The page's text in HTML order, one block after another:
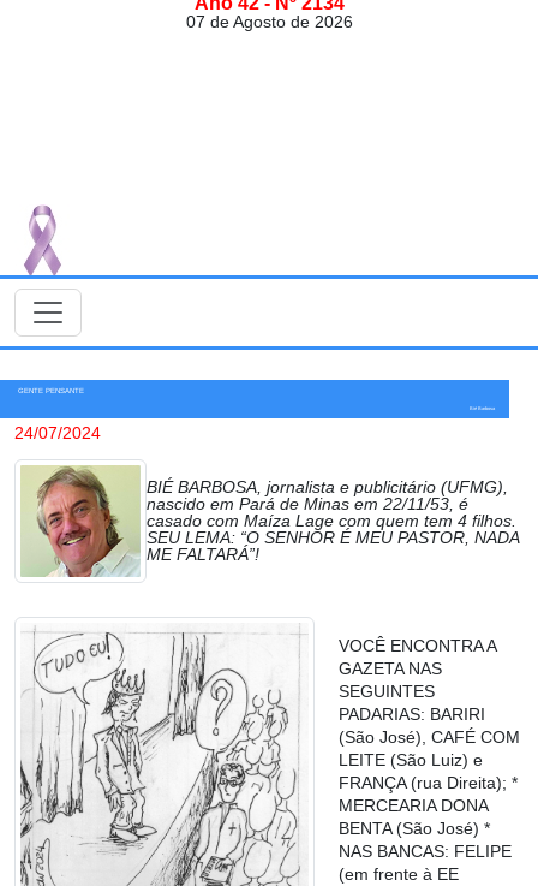
07 de Agosto de 2026
GENTE PENSANTE
Bié Barbosa
24/07/2024
BIÉ BARBOSA, jornalista e publicitário (UFMG),
nascido em Pará de Minas em 22/11/53, é
casado com Maíza Lage com quem tem 4 filhos.
SEU LEMA: “O SENHOR É MEU PASTOR, NADA
ME FALTARÁ”!
VOCÊ ENCONTRA A
GAZETA NAS
SEGUINTES
PADARIAS: BARIRI
(São José), CAFÉ COM
LEITE (São Luiz) e
FRANÇA (rua Direita); *
MERCEARIA DONA
BENTA (São José) *
NAS BANCAS: FELIPE
(em frente à EE